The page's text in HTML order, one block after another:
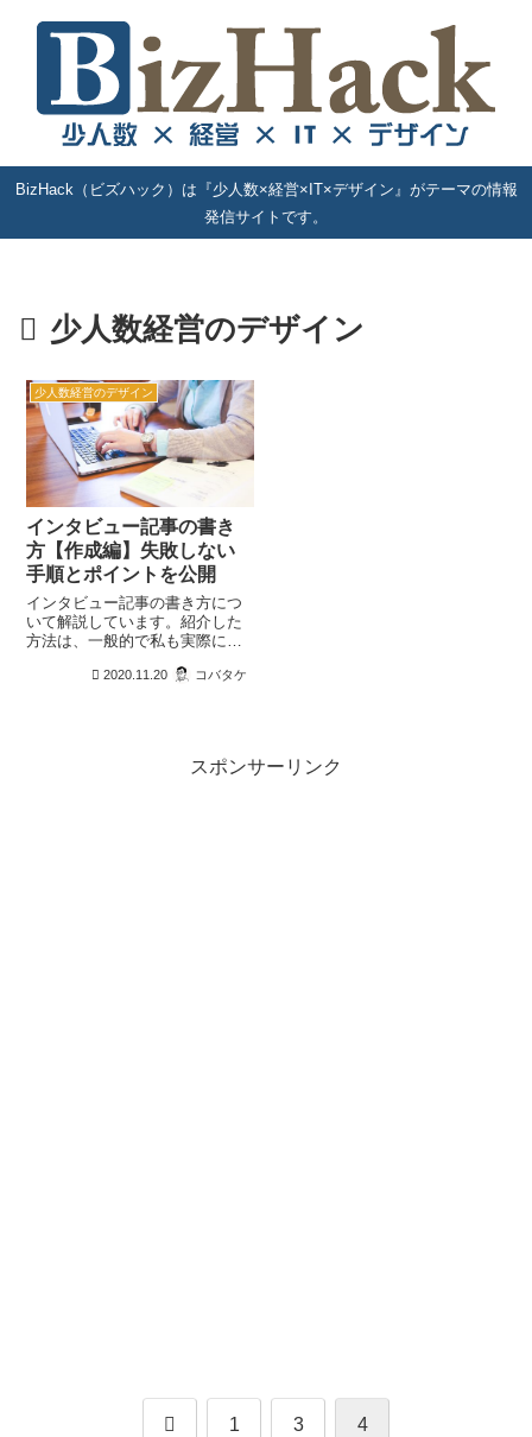
BizHack（ビズハック）は『少人数×経営×IT×デザイン』がテーマの情報
発信サイトです。
少人数経営のデザイン
少人数経営のデザイン
インタビュー記事の書き
方【作成編】失敗しない
手順とポイントを公開
インタビュー記事の書き方につ
いて解説しています。紹介した
方法は、一般的で私も実際につ
とではありませんが、インタビ
2020.11.20 コバタケ
スポンサーリンク
前 1 3 4